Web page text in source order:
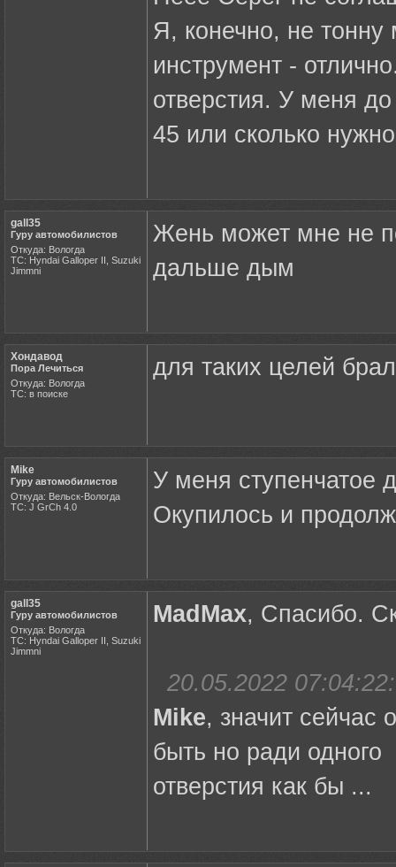
Я, конечно, не
инструмент -
отверстия. У меня
45 или сколько
gall35
Гуру автомобилистов
Откуда: Вологда
ТС: Hyndai Galloper II, Suzuki
Jimmni
Жень может мне не
дальше дым
Хондавод
Пора Лечиться
Откуда: Вологда
ТС: в поиске
для таких целей
Mike
Гуру автомобилистов
Откуда: Вельск-Вологда
ТС: J GrCh 4.0
У меня ступенчатое
Окупилось и
gall35
Гуру автомобилистов
Откуда: Вологда
ТС: Hyndai Galloper II, Suzuki
Jimmni
MadMax, Спасибо.
20.05.2022 07:04:22:
Mike, значит сейчас
быть но ради одного
отверстия как бы ...